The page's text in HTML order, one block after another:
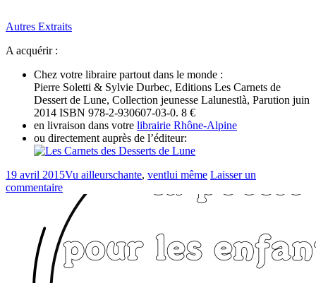
Autres Extraits
A acquérir :
Chez votre libraire partout dans le monde :
Pierre Soletti & Sylvie Durbec, Editions Les Carnets de
Dessert de Lune, Collection jeunesse Lalunestlà, Parution juin
2014 ISBN 978-2-930607-03-0. 8 €
en livraison dans votre librairie Rhône-Alpine
ou directement auprès de l’éditeur:
19 avril 2015Vu ailleurschante, ventlui même Laisser un
commentaire